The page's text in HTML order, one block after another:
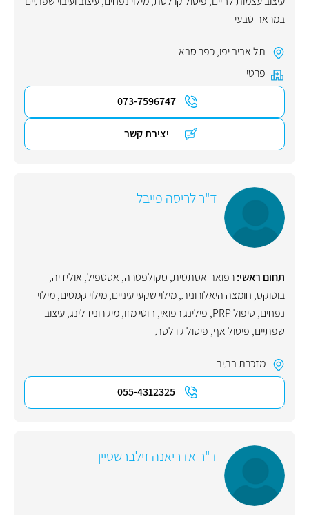
במראה טבעי
תל אביב יפו,כפר סבא
פרטי
073-7596747
יצירת קשר
ד"ר לריסה פייבל
תחום ראשי:רפואה אסתטית, סקולפטרה, אסטפיל, אולידיה,
בוטוקס, חומצה היאלורונית,מילוי שקעי עיניים,מילוי קמטים,מילוי
נפחים, טיפול PRP , פילינג רפואי, חוטי מזו,מיקרונידלינג,עיצוב
שפתיים, פיסול אף, פיסול קו לסת
מזכרת בתיה
055-4312325
ד"ר אדריאנה זילברשטיין